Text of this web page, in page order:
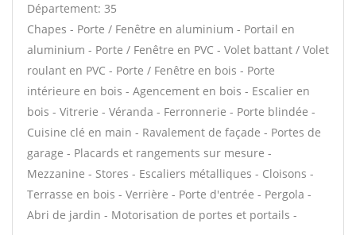
Département: 35
Chapes - Porte / Fenêtre en aluminium - Portail en
aluminium - Porte / Fenêtre en PVC - Volet battant / Volet
roulant en PVC - Porte / Fenêtre en bois - Porte
intérieure en bois - Agencement en bois - Escalier en
bois - Vitrerie - Véranda - Ferronnerie - Porte blindée -
Cuisine clé en main - Ravalement de façade - Portes de
garage - Placards et rangements sur mesure -
Mezzanine - Stores - Escaliers métalliques - Cloisons -
Terrasse en bois - Verrière - Porte d'entrée - Pergola -
Abri de jardin - Motorisation de portes et portails -